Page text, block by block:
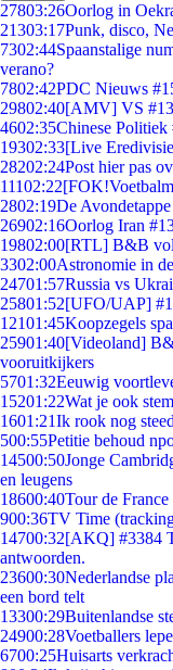
27803:26Oorlog in
21303:17Punk, disco,
7302:44Spaanstalige
verano?
7802:42PDC Nieuws
29802:40[AMV] VS
4602:35Chinese Politiek
19302:33[Live
28202:24Post hier pas
11102:22
2802:19De
26902:16Oorlog Iran
19802:00[RTL] B&B vol
3302:00Astronomie in
24701:57Russia vs
25801:52[UFO/UAP]
12101:45Koopzegels
25901:40[Videoland]
vooruitkijkers
5701:32Eeuwig
15201:22Wat je ook
1601:21Ik rook nog
500:55Petitie behoud
14500:50Jonge
en leugens
18600:40Tour de
900:36TV Time
14700:32[AKQ] #3384
antwoorden.
23600:30Nederlandse
een bord telt
13300:29Buitenlandse
24900:28Voetballers
6700:25Huisarts